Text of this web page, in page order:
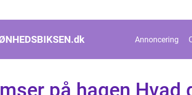
dk Annoncering
på hagen Hvad